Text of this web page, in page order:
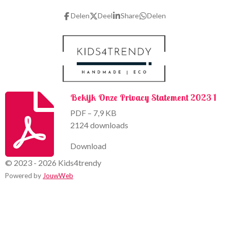
o
r
Delen Deel Share Delen
Bekijk Onze Privacy Statement 2023 1
PDF – 7,9 KB
2124 downloads
Download
© 2023 - 2026 Kids4trendy
Powered by JouwWeb